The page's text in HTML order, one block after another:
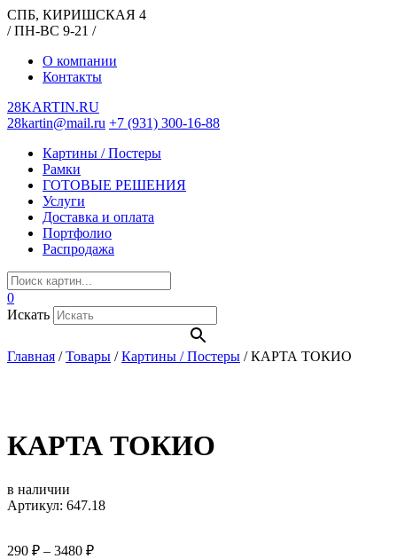
СПБ, КИРИШСКАЯ 4
/ ПН-ВС 9-21 /
О компании
Контакты
28KARTIN.RU
28kartin@mail.ru +7 (931) 300-16-88
Картины / Постеры
Рамки
ГОТОВЫЕ РЕШЕНИЯ
Услуги
Доставка и оплата
Портфолио
Распродажа
0
Искать
Главная /Товары /Картины / Постеры /КАРТА ТОКИО
КАРТА ТОКИО
в наличии
Артикул: 647.18
290 ₽ – 3480 ₽